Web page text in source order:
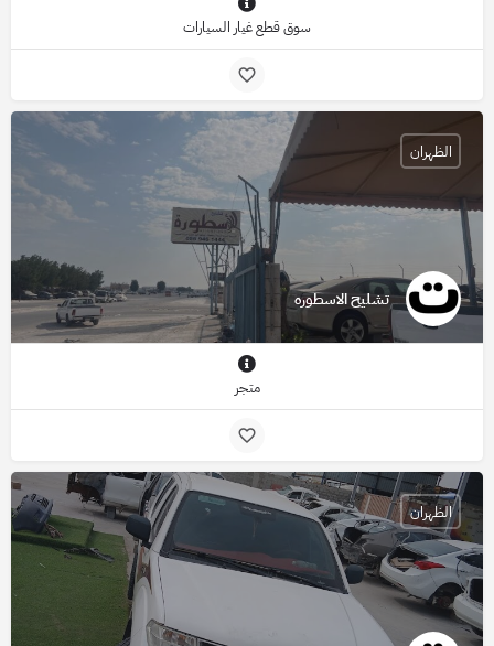
سوق قطع غيار السيارات
تشليح الاسطوره
الظهران
متجر
الظهران